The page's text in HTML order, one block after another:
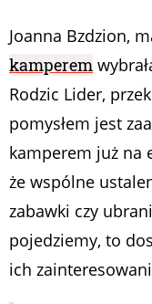
Joanna Bzdzion,
kamperem
Rodzic Lider,
pomysłem jest
kamperem już na
że wspólne
zabawki czy
pojedziemy, to
ich